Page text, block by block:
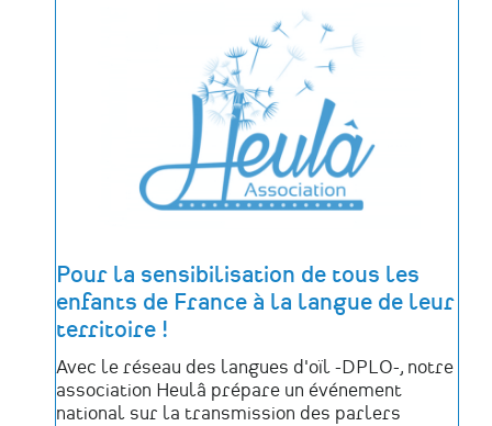
médailles
déportés
politiques
Mayenne
Pour la sensibilisation de tous les
enfants de France à la langue de leur
territoire !
Avec le réseau des langues d'oïl -DPLO-, notre
association Heulâ prépare un événement
national sur la transmission des parlers